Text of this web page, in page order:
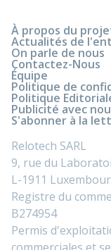
À propos du
Actualités de
On parle de nous
Contactez-Nous
Équipe
Politique de
Politique
Publicité avec
S'abonner à la
Relotech SARL
9, rue du
L-1911
Registre du
B274954
Permis